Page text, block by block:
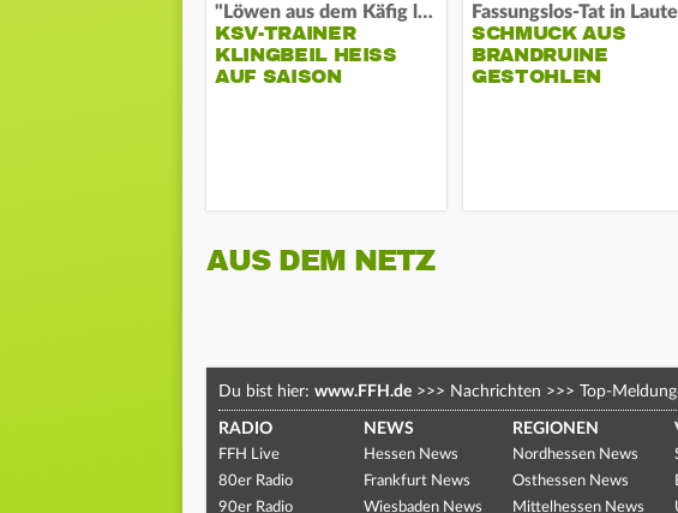
"Löwen aus dem Käfig lassen"
KSV-TRAINER
KLINGBEIL HEISS A
UF SAISON
SCHMUCK AUS
BRANDRUINE
GESTOHLEN
AUS DEM NETZ
Du bist hier: www.FFH.de >>> Nachrichten >>> Top-
RADIO
FFH Live
80er Radio
90er Radio
NEWS
Hessen News
Frankfurt News
Wiesbaden News
REGIONEN
Nordhessen News
Osthessen News
Mittelhessen News